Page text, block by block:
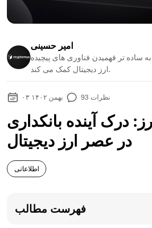
امیر حسینی
ساده تر فهمیدن فناوری های پیچیده
ارز دیجیتال کمک می کند.
۰۳ بهمن ۱۴۰۲ 93 نظرات
درک آینده بانکداری
در عصر ارز دیجیتال
اطلاعاتی
فهرست مطالب